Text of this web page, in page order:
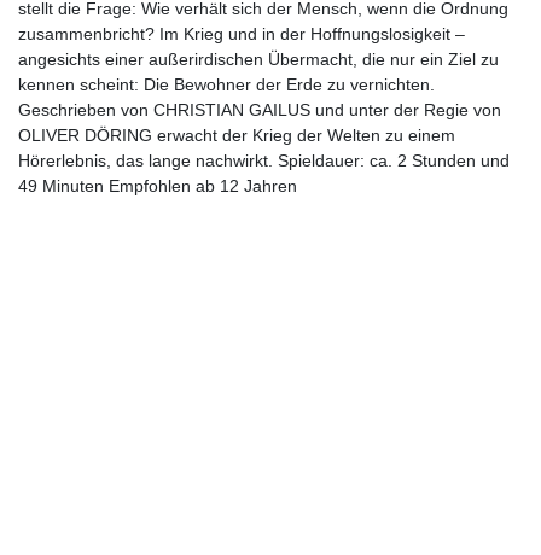
stellt die Frage: Wie verhält sich der Mensch, wenn die Ordnung
zusammenbricht? Im Krieg und in der Hoffnungslosigkeit –
angesichts einer außerirdischen Übermacht, die nur ein Ziel zu
kennen scheint: Die Bewohner der Erde zu vernichten.
Geschrieben von CHRISTIAN GAILUS und unter der Regie von
OLIVER DÖRING erwacht der Krieg der Welten zu einem
Hörerlebnis, das lange nachwirkt. Spieldauer: ca. 2 Stunden und
49 Minuten Empfohlen ab 12 Jahren